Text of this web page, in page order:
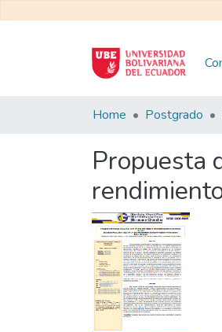
Home Postgrado
Propuesta